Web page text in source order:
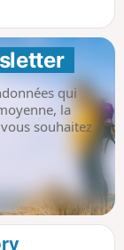
qui
la
souhaitez